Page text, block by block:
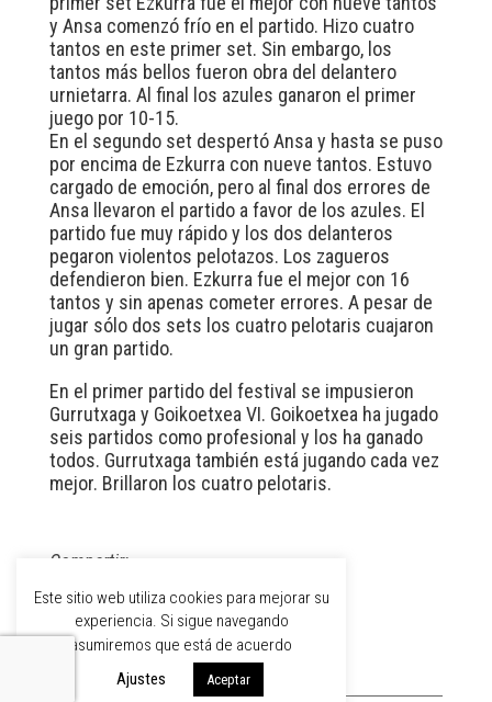
y Ansa comenzó frío en el partido. Hizo cuatro
tantos en este primer set. Sin embargo, los
tantos más bellos fueron obra del delantero
urnietarra. Al final los azules ganaron el primer
juego por 10-15.
En el segundo set despertó Ansa y hasta se puso
por encima de Ezkurra con nueve tantos. Estuvo
cargado de emoción, pero al final dos errores de
Ansa llevaron el partido a favor de los azules. El
partido fue muy rápido y los dos delanteros
pegaron violentos pelotazos. Los zagueros
defendieron bien. Ezkurra fue el mejor con 16
tantos y sin apenas cometer errores. A pesar de
jugar sólo dos sets los cuatro pelotaris cuajaron
un gran partido.
En el primer partido del festival se impusieron
Gurrutxaga y Goikoetxea VI. Goikoetxea ha jugado
seis partidos como profesional y los ha ganado
todos. Gurrutxaga también está jugando cada vez
mejor. Brillaron los cuatro pelotaris.
Compartir:
Este sitio web utiliza cookies para mejorar su
experiencia. Si sigue navegando
asumiremos que está de acuerdo
Ajustes
Aceptar